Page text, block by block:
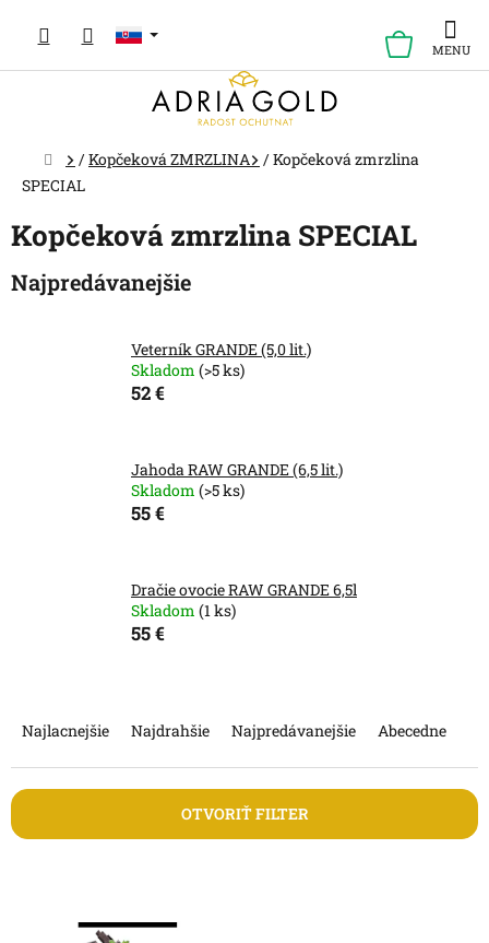
obsah
KOŠÍK
Domov
/Kopčeková ZMRZLINA /Kopčeková zmrzlina
SPECIAL
Kopčeková zmrzlina SPECIAL
Najpredávanejšie
Veterník GRANDE (5,0 lit.)
Skladom (>5 ks)
52 €
Jahoda RAW GRANDE (6,5 lit.)
Skladom (>5 ks)
55 €
Dračie ovocie RAW GRANDE 6,5l
Skladom (1 ks)
55 €
e
n
i
Najlacnejšie Najdrahšie Najpredávanejšie Abecedne
OTVORIŤ FILTER